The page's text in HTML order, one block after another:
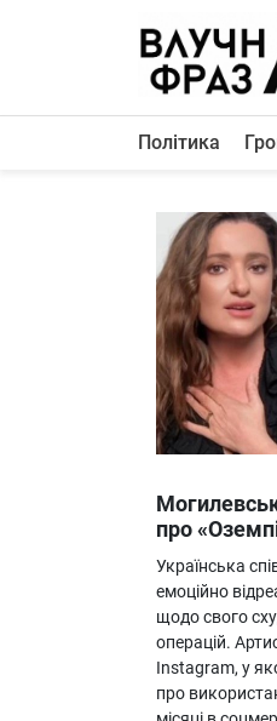
Політика
Життя
Людина
Про нас
Політика
про
Українська
емоційно
щодо свого
операцій.
Instagram, у
про